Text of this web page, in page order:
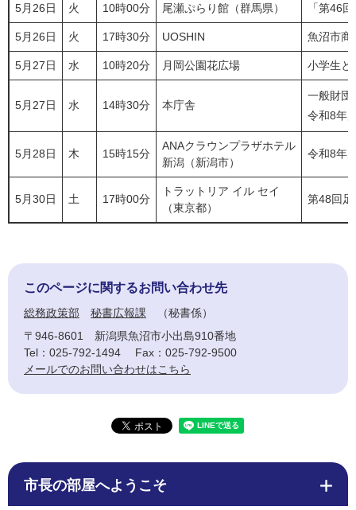
5月26日 火 10時00分 尾瀬ぷらり館（群馬県） 「第46
5月26日 火 17時30分 UOSHIN 魚沼市商
5月27日 水 10時20分 月岡公園花広場 小学生と
5月27日 水 14時30分 本庁舎
一般財団
令和8年
5月28日 木 15時15分
ANAクラウンプラザホテル
新潟（新潟市）
令和8年
5月30日 土 17時00分
トラットリア イル セイ
（東京都）
第48回
このページに関するお問い合わせ先
総務政策部 秘書広報課
秘書係
〒946-8601
新潟県魚沼市小出島910番地
Tel：025-792-1494
Fax：025-792-9500
メールでのお問い合わせはこちら
市長の部屋へようこそ